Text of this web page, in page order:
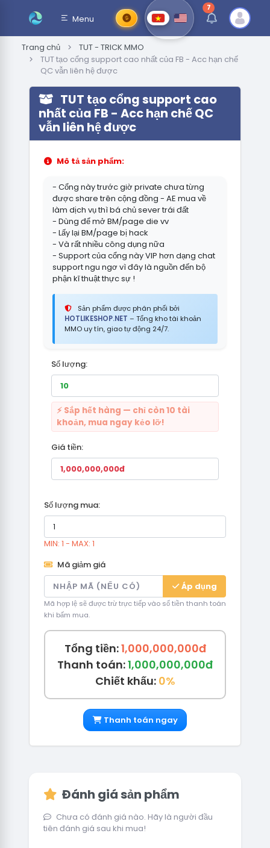
Menu
7thông báo chưa
Trang chủ
TUT - TRICK MMO
TUT tạo cổng support cao nhất của FB - Acc hạn chế
QC vẫn liên hệ được
TUT tạo cổng support cao
nhất của FB - Acc hạn chế QC
vẫn liên hệ được
Mô tả sản phẩm:
- Cổng này trước giờ private chưa từng
được share trên cộng đồng - AE mua về
làm dịch vụ thì bá chủ sever trái đất
- Dùng để mở BM/page die vv
- Lấy lại BM/page bị hack
- Và rất nhiều công dụng nữa
- Support của cổng này VIP hơn dạng chat
support ngu ngơ vì đây là nguồn đến bộ
phận kĩ thuật thực sự !
Sản phẩm được phân phối bởi
HOTLIKESHOP.NET – Tổng kho tài khoản
MMO uy tín, giao tự động 24/7.
Số lượng:
⚡ Sắp hết hàng — chỉ còn 10 tài
khoản, mua ngay kẻo lỡ!
Giá tiền:
Số lượng mua:
MIN: 1 - MAX: 1
Mã giảm giá
Áp dụng
Mã hợp lệ sẽ được trừ trực tiếp vào số tiền thanh toán
khi bấm mua.
Tổng tiền:1,000,000,000đ
Thanh toán:1,000,000,000đ
Chiết khấu: 0%
Thanh toán ngay
Đánh giá sản phẩm
Chưa có đánh giá nào. Hãy là người đầu
tiên đánh giá sau khi mua!